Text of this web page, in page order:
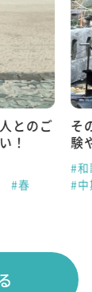
とのご
！
#春
そ
験
#和
#中